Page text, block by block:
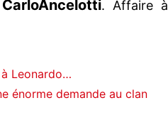
CarloAncelotti. Affaire à
Leonardo…
énorme demande au clan